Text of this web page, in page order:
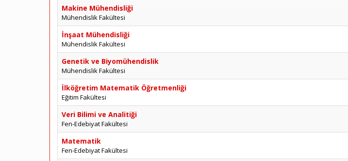
Makine Mühendisliği
Mühendislik Fakültesi
İnşaat Mühendisliği
Mühendislik Fakültesi
Genetik ve Biyomühendislik
Mühendislik Fakültesi
İlköğretim Matematik Öğretmenliği
Eğitim Fakültesi
Veri Bilimi ve Analitiği
Fen-Edebiyat Fakültesi
Matematik
Fen-Edebiyat Fakültesi